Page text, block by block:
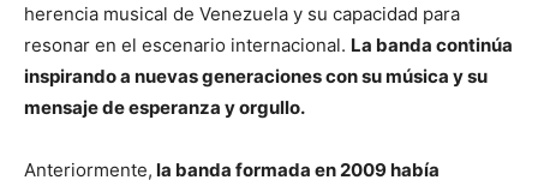
herencia musical de Venezuela y su capacidad para
resonar en el escenario internacional. La banda continúa
inspirando a nuevas generaciones con su música y su
mensaje de esperanza y orgullo.
Anteriormente, la banda formada en 2009 había